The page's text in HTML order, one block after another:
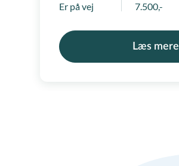
Er på vej 7.500,-
Læs mere